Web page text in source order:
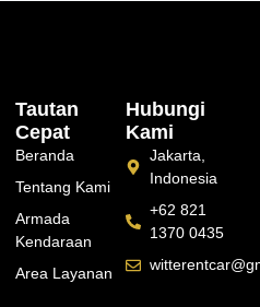
Tautan
Cepat
Beranda
Tentang Kami
Armada
Kendaraan
Area Layanan
Hubungi
Kami
Jakarta,
Indonesia
+62 821
1370 0435